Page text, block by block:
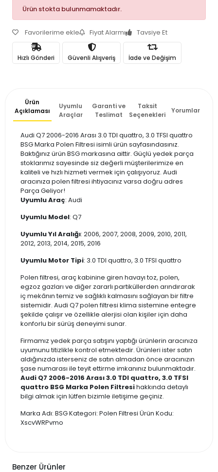
Ürün stokta bulunmamaktadır.
Favorilerime ekle Fiyat Alarmı Tavsiye Et
Hızlı Gönderi Güvenli Alışveriş İade ve Değişim
Ürün
Açıklaması
Uyumlu
Araçlar
Garanti ve
Teslimat
Taksit
Seçenekleri
Yorumlar
Audi Q7 2006-2016 Arası 3.0 TDI quattro, 3.0 TFSI quattro
BSG Marka Polen Filtresi isimli ürün sayfasındasınız.
Baktığınız ürün BSG markasına aittir. Güçlü yedek parça
stoklarımız sayesinde siz değerli müşterilerimize en
kaliteli ve hızlı hizmeti vermek için çalışıyoruz. Audi
aracınıza polen filtresi ihtiyacınız varsa doğru adres
Parça Geliyor!
Uyumlu Araç: Audi
Uyumlu Model: Q7
Uyumlu Yıl Aralığı: 2006, 2007, 2008, 2009, 2010, 2011,
2012, 2013, 2014, 2015, 2016
Uyumlu Motor Tipi: 3.0 TDI quattro, 3.0 TFSI quattro
Polen filtresi, araç kabinine giren havayı toz, polen,
egzoz gazları ve diğer zararlı partiküllerden arındırarak
iç mekânın temiz ve sağlıklı kalmasını sağlayan bir filtre
sistemidir. Audi Q7 polen filtresi klima sistemine entegre
şekilde çalışır ve özellikle alerjisi olan kişiler için daha
konforlu bir sürüş deneyimi sunar.
Firmamız yedek parça satışını yaptığı ürünlerin aracınıza
uyumunu titizlikle kontrol etmektedir. Ürünleri ister satın
aldığınızda isterseniz de satın almadan önce aracınızın
şase numarası ile teyit ettirme imkanınız bulunmaktadır.
Audi Q7 2006-2016 Arası 3.0 TDI quattro, 3.0 TFSI
quattro BSG Marka Polen Filtresihakkında detaylı
bilgi almak için lütfen bizimle iletişime geçiniz.
Marka Adı: BSG Kategori: Polen Filtresi Ürün Kodu:
XscvWRPvmo
Benzer Ürünler